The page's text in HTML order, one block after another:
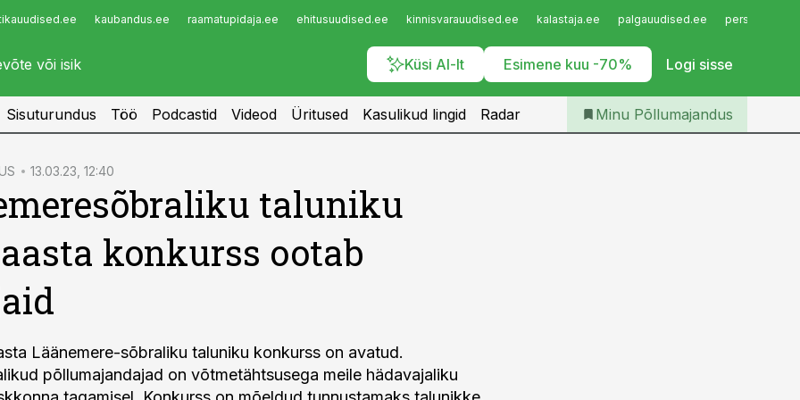
kaubandus.ee raamatupidaja.ee ehitusuudised.ee kinnisvarauudised.ee kalastaja.ee palgauudised.ee
Küsi AI-lt Esimene kuu -70% Logi sisse
Infopank
Iseteenindus
Telli Põllumajandus
Sisuturundus Töö Podcastid Videod Üritused Kasulikud lingid Radar Minu Põllumajandus
13.03.23, 12:40
taluniku
konkurss ootab
Läänemere-sõbraliku taluniku konkurss on avatud.
põllumajandajad on võtmetähtsusega meile hädavajaliku